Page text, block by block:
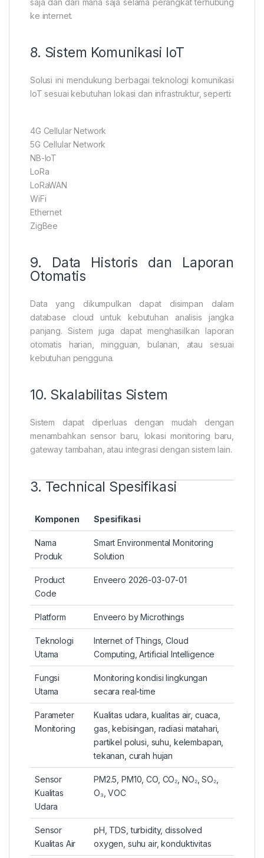
saja dan dari mana saja selama perangkat terhubung
ke internet.
8. Sistem Komunikasi IoT
Solusi ini mendukung berbagai teknologi komunikasi
IoT sesuai kebutuhan lokasi dan infrastruktur, seperti:
4G Cellular Network
5G Cellular Network
NB-IoT
LoRa
LoRaWAN
WiFi
Ethernet
ZigBee
9. Data Historis dan Laporan
Otomatis
Data yang dikumpulkan dapat disimpan dalam
database cloud untuk kebutuhan analisis jangka
panjang. Sistem juga dapat menghasilkan laporan
otomatis harian, mingguan, bulanan, atau sesuai
kebutuhan pengguna.
10. Skalabilitas Sistem
Sistem dapat diperluas dengan mudah dengan
menambahkan sensor baru, lokasi monitoring baru,
gateway tambahan, atau integrasi dengan sistem lain.
3. Technical Spesifikasi
Komponen Spesifikasi
Nama
Produk
Smart Environmental Monitoring
Solution
Product
Code
Enveero 2026-03-07-01
Platform Enveero by Microthings
Teknologi
Utama
Internet of Things, Cloud
Computing, Artificial Intelligence
Fungsi
Utama
Monitoring kondisi lingkungan
secara real-time
Parameter
Monitoring
Kualitas udara, kualitas air, cuaca,
gas, kebisingan, radiasi matahari,
partikel polusi, suhu, kelembapan,
tekanan, curah hujan
Sensor
Kualitas
Udara
PM2.5, PM10, CO, CO₂, NO₂, SO₂,
O₃, VOC
Sensor
Kualitas Air
pH, TDS, turbidity, dissolved
oxygen, suhu air, konduktivitas